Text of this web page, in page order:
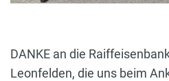
DANKE an die
Leonfelden, die uns beim